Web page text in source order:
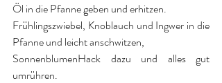
Öl in die Pfanne geben und erhitzen.
Frühlingszwiebel, Knoblauch und Ingwer in die
Pfanne und leicht anschwitzen,
SonnenblumenHack dazu und alles gut
umrühren.